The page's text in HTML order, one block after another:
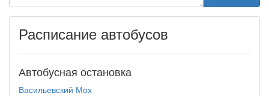
Расписание автобусов
Автобусная остановка
Васильевский Мох